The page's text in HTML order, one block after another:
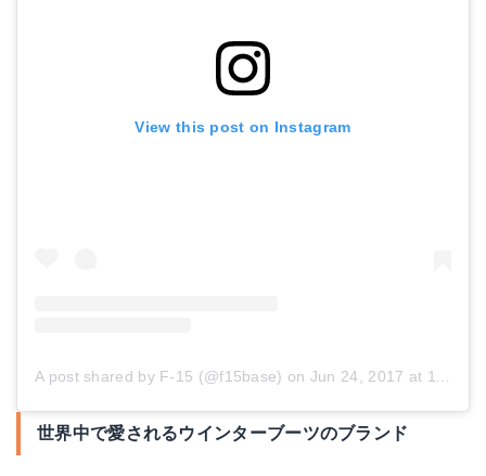
ソレル｜レディース防水ブーツ アウトアンドアバウトチェルシー
View this post on Instagram
A post shared by F-15 (@f15base) on Jun 24, 2017 at 11:30pm PDT
世界中で愛されるウインターブーツのブランド